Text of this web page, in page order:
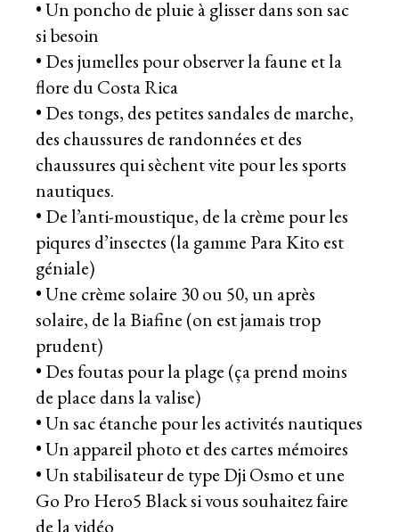
• Un poncho de pluie à glisser dans son sac
si besoin
• Des jumelles pour observer la faune et la
flore du Costa Rica
• Des tongs, des petites sandales de marche,
des chaussures de randonnées et des
chaussures qui sèchent vite pour les sports
nautiques.
• De l’anti-moustique, de la crème pour les
piqures d’insectes (la gamme Para Kito est
géniale)
• Une crème solaire 30 ou 50, un après
solaire, de la Biafine (on est jamais trop
prudent)
• Des foutas pour la plage (ça prend moins
de place dans la valise)
• Un sac étanche pour les activités nautiques
• Un appareil photo et des cartes mémoires
• Un stabilisateur de type Dji Osmo et une
Go Pro Hero5 Black si vous souhaitez faire
de la vidéo